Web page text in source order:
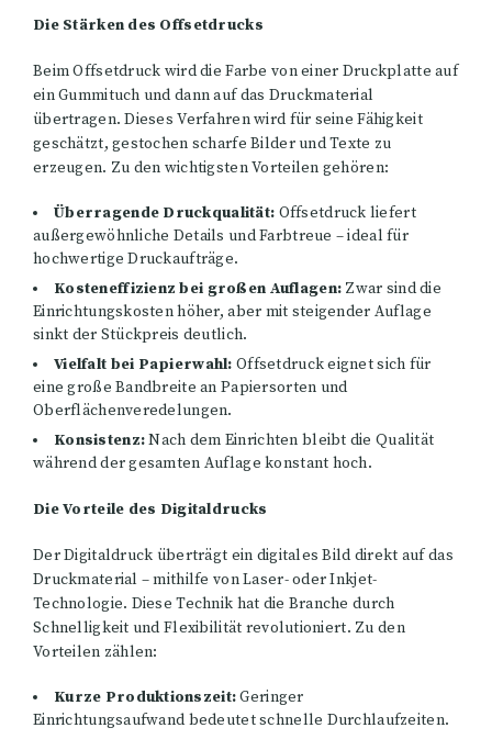
Die Stärken des Offsetdrucks
Beim Offsetdruck wird die Farbe von einer Druckplatte auf
ein Gummituch und dann auf das Druckmaterial
übertragen. Dieses Verfahren wird für seine Fähigkeit
geschätzt, gestochen scharfe Bilder und Texte zu
erzeugen. Zu den wichtigsten Vorteilen gehören:
Überragende Druckqualität: Offsetdruck liefert
außergewöhnliche Details und Farbtreue – ideal für
hochwertige Druckaufträge.
Kosteneffizienz bei großen Auflagen: Zwar sind die
Einrichtungskosten höher, aber mit steigender Auflage
sinkt der Stückpreis deutlich.
Vielfalt bei Papierwahl: Offsetdruck eignet sich für
eine große Bandbreite an Papiersorten und
Oberflächenveredelungen.
Konsistenz:Nach dem Einrichten bleibt die Qualität
während der gesamten Auflage konstant hoch.
Die Vorteile des Digitaldrucks
Der Digitaldruck überträgt ein digitales Bild direkt auf das
Druckmaterial – mithilfe von Laser- oder Inkjet-
Technologie. Diese Technik hat die Branche durch
Schnelligkeit und Flexibilität revolutioniert. Zu den
Vorteilen zählen:
Kurze Produktionszeit:Geringer
Einrichtungsaufwand bedeutet schnelle Durchlaufzeiten.